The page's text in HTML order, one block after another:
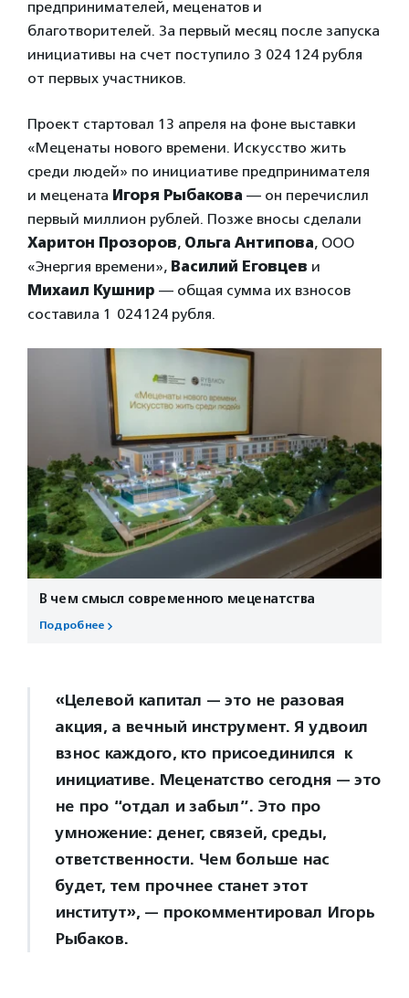
предпринимателей, меценатов и
благотворителей. За первый месяц после запуска
инициативы на счет поступило 3 024 124 рубля
от первых участников.
Проект стартовал 13 апреля на фоне выставки
«Меценаты нового времени. Искусство жить
среди людей» по инициативе предпринимателя
и мецената Игоря Рыбакова — он перечислил
первый миллион рублей. Позже вносы сделали
Харитон Прозоров, Ольга Антипова, ООО
«Энергия времени», Василий Еговцев и
Михаил Кушнир — общая сумма их взносов
составила 1 024 124 рубля.
В чем смысл современного меценатства
Подробнее
«Целевой капитал — это не разовая
акция, а вечный инструмент. Я удвоил
взнос каждого, кто присоединился к
инициативе. Меценатство сегодня — это
не про “отдал и забыл”. Это про
умножение: денег, связей, среды,
ответственности. Чем больше нас
будет, тем прочнее станет этот
институт», — прокомментировал Игорь
Рыбаков.